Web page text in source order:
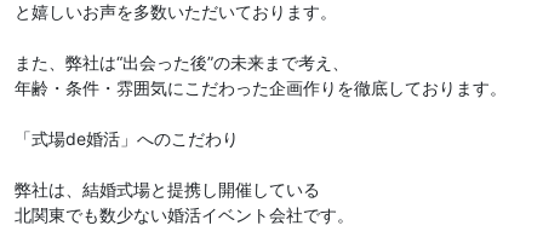
と嬉しいお声を多数いただいております。
また、弊社は“出会った後”の未来まで考え、
年齢・条件・雰囲気にこだわった企画作りを徹底しております。
「式場de婚活」へのこだわり
弊社は、結婚式場と提携し開催している
北関東でも数少ない婚活イベント会社です。